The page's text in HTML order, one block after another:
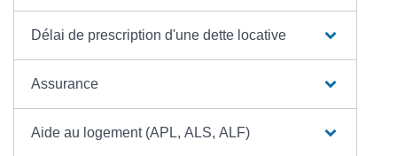
Délai de prescription d'une dette locative
Assurance
Aide au logement (APL, ALS, ALF)